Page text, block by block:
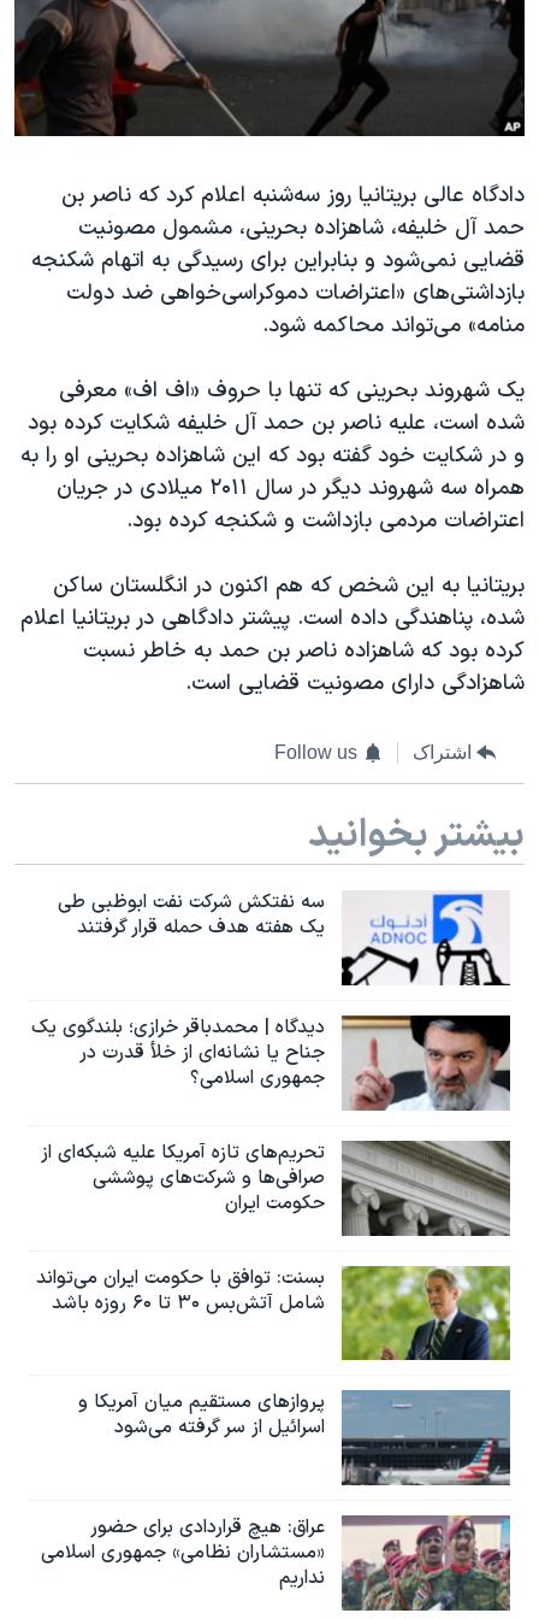
فرهنگ و زندگی
حقوق شهروندی
اقتصادی
اسرائیل در جنگ
گالری عکس
آرشیو پخش زنده
مستندها
انتخابات ریاست جمهوری آمریکا ۲۰۲۴
حمله جمهوری اسلامی به اسرائیل
ورزش زنان در ایران
اعتراضات زن، زندگی، آزادی
مجموعه مستندهای دادخواهی
تریبونال مردمی آبان ۹۸
چهل سال گروگان‌گیری
قانون شفافیت دارائی کادر رهبری ایران
اعتراضات مردمی آبان ۹۸
نرگس محمدی برنده جایزه نوبل صلح
همایش محافظه‌کاران آمریکا «سی‌پک»
صفحه‌های ویژه
دنبال کنید
زبانهای مختلف
دادگاه عالی بریتانیا روز سه‌شنبه اعلام کرد که ناصر بن
حمد آل خلیفه، شاهزاده بحرینی، مشمول مصونیت
قضایی نمی‌شود و بنابراین برای رسیدگی به اتهام شکنجه
بازداشتی‌های «اعتراضات دموکراسی‌خواهی ضد دولت
منامه» می‌تواند محاکمه شود.
یک شهروند بحرینی که تنها با حروف «اف اف» معرفی
شده است، علیه ناصر بن حمد آل خلیفه شکایت کرده بود
و در شکایت خود گفته بود که این شاهزاده بحرینی او را به
همراه سه شهروند دیگر در سال ۲۰۱۱ میلادی در جریان
اعتراضات مردمی بازداشت و شکنجه کرده بود.
بریتانیا به این شخص که هم اکنون در انگلستان ساکن
شده، پناهندگی داده است. پیشتر دادگاهی در بریتانیا اعلام
کرده بود که شاهزاده ناصر بن حمد به خاطر نسبت
شاهزادگی دارای مصونیت قضایی است.
اشتراک Follow us
بیشتر بخوانید
سه نفتکش شرکت نفت ابوظبی طی
یک هفته هدف حمله قرار گرفتند
دیدگاه | محمدباقر خرازی؛ بلندگوی یک
جناح یا نشانه‌ای از خلأ قدرت در
جمهوری اسلامی؟
تحریم‌های تازه آمریکا علیه شبکه‌ای از
صرافی‌ها و شرکت‌های پوششی
حکومت ایران
بسنت: توافق با حکومت ایران می‌تواند
شامل آتش‌بس ۳۰ تا ۶۰ روزه باشد
پروازهای مستقیم میان آمریکا و
اسرائیل از سر گرفته می‌شود
عراق: هیچ قراردادی برای حضور
«مستشاران نظامی» جمهوری اسلامی
نداریم